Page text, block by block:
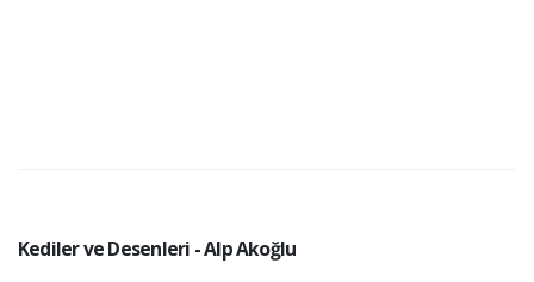
Kediler ve Desenleri - Alp Akoğlu